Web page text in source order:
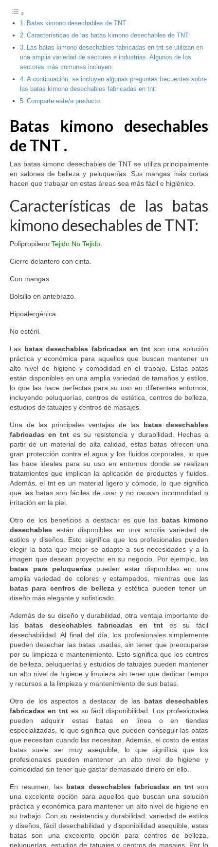
Batas kimono desechables de TNT .
Características de las batas kimono desechables de TNT:
Las batas kimono desechables fabricadas en tnt se utilizan en
una amplia variedad de sectores e industrias. Algunos de los
sectores más comunes incluyen:
A continuación, se incluyen algunas preguntas frecuentes sobre
las batas kimono desechables fabricadas en tnt:
Comparte este/a producto
Batas kimono desechables
de TNT .
Las batas kimono desechables de TNT se utiliza principalmente
en salones de belleza y peluquerías. Sus mangas más cortas
hacen que trabajar en estas áreas sea más fácil e higiénico.
Características de las batas
kimono desechables de TNT:
Polipropileno Tejido No Tejido.
Cierre delantero con cinta.
Con mangas.
Bolsillo en antebrazo.
Hipoalergénica.
No estéril.
Las batas desechables fabricadas en tnt son una solución
práctica y económica para aquellos que buscan mantener un
alto nivel de higiene y comodidad en el trabajo. Estas batas
están disponibles en una amplia variedad de tamaños y estilos,
lo que las hace perfectas para su uso en diferentes entornos,
incluyendo peluquerías, centros de estética, centros de belleza,
estudios de tatuajes y centros de masajes.
Una de las principales ventajas de las batas desechables
fabricadas en tnt es su resistencia y durabilidad. Hechas a
partir de un material de alta calidad, estas batas ofrecen una
gran protección contra el agua y los fluidos corporales, lo que
las hace ideales para su uso en entornos donde se realizan
tratamientos que implican la aplicación de productos y fluidos.
Además, el tnt es un material ligero y cómodo, lo que significa
que las batas son fáciles de usar y no causan incomodidad o
irritación en la piel.
Otro de los beneficios a destacar es que las batas kimono
desechables están disponibles en una amplia variedad de
estilos y diseños. Esto significa que los profesionales pueden
elegir la bata que mejor se adapte a sus necesidades y a la
imagen que desean proyectar en su negocio. Por ejemplo, las
batas para peluquerías pueden estar disponibles en una
amplia variedad de colores y estampados, mientras que las
batas para centros de bellezay estética pueden tener un
diseño más elegante y sofisticado.
Además de su diseño y durabilidad, otra ventaja importante de
las batas desechables fabricadas en tntes su fácil
desechabilidad. Al final del día, los profesionales simplemente
pueden desechar las batas usadas, sin tener que preocuparse
por su limpieza o mantenimiento. Esto significa que los centros
de belleza, peluquerías y estudios de tatuajes pueden mantener
un alto nivel de higiene y limpieza sin tener que dedicar tiempo
y recursos a la limpieza y mantenimiento de sus batas.
Otro de los aspectos a destacar de las batas desechables
fabricadas en tntes su fácil disponibilidad. Los profesionales
pueden adquirir estas batas en línea o en tiendas
especializadas, lo que significa que pueden conseguir las batas
que necesitan cuando las necesitan. Además, el costo de estas
batas suele ser muy asequible, lo que significa que los
profesionales pueden mantener un alto nivel de higiene y
comodidad sin tener que gastar demasiado dinero en ello.
En resumen, las batas desechables fabricadas en tntson
una excelente opción para aquellos que buscan una solución
práctica y económica para mantener un alto nivel de higiene en
su trabajo. Con su resistencia y durabilidad, variedad de estilos
y diseños, fácil desechabilidad y disponibilidad asequible, estas
batas son una excelente opción para centros de belleza,
peluquerías, estudios de tatuajes y centros de masajes. Por lo